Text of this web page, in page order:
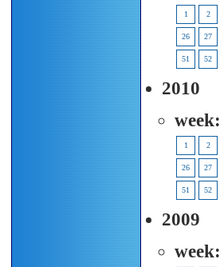
1 2
26 27
51 52
2010
week:
1 2
26 27
51 52
2009
week: